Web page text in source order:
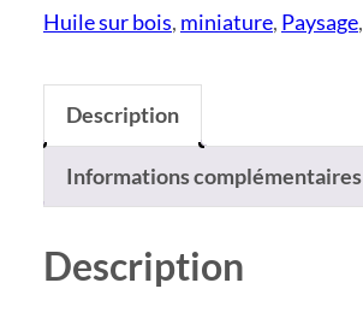
Huile sur bois, miniature, Paysage,
Description
Informations complémentaires
Description